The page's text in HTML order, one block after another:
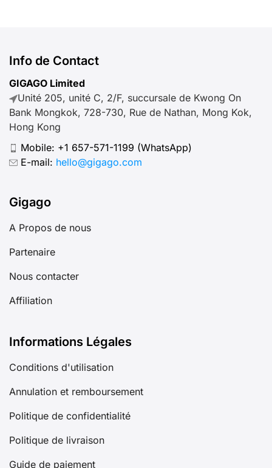
Info de Contact
GIGAGO Limited
Unité 205, unité C, 2/F, succursale de Kwong On
Bank Mongkok, 728-730, Rue de Nathan, Mong Kok,
Hong Kong
Mobile: +1 657-571-1199 (WhatsApp)
E-mail: hello@gigago.com
Gigago
A Propos de nous
Partenaire
Nous contacter
Affiliation
Informations Légales
Conditions d'utilisation
Annulation et remboursement
Politique de confidentialité
Politique de livraison
Guide de paiement